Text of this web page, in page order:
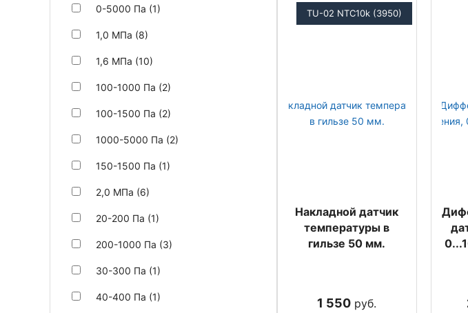
0-5000 Па (1)
1,0 МПа (8)
1,6 МПа (10)
100-1000 Па (2)
100-1500 Па (2)
1000-5000 Па (2)
150-1500 Па (1)
2,0 МПа (6)
20-200 Па (1)
200-1000 Па (3)
30-300 Па (1)
40-400 Па (1)
TU-02 NTC10k (3950)
Накладной датчик
температуры в
гильзе 50 мм.
1 550 руб.